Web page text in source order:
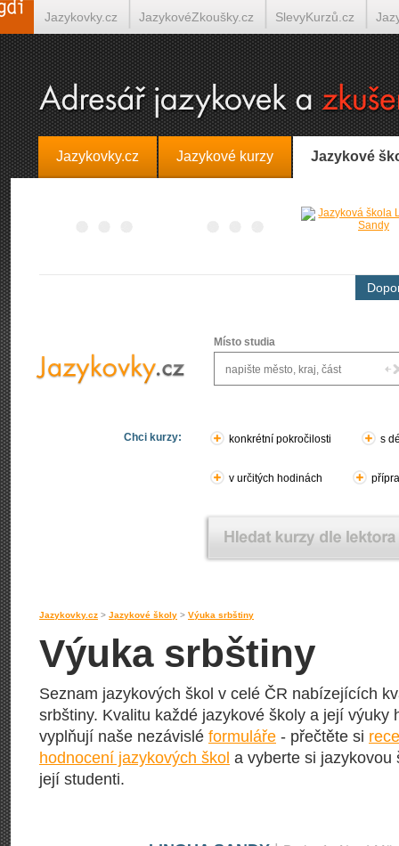
Jazykovky.cz Jazykové kurzy Jazykové
Místo studia
Chci kurzy: konkrétní pokročilosti s
v určitých hodinách
Jazykovky.cz > Jazykové školy > Výuka srbštiny
Výuka srbštiny
Seznam jazykových škol v celé ČR nabízejících
srbštiny. Kvalitu každé jazykové školy a její výuky
vyplňují naše nezávislé formuláře - přečtěte si
hodnocení jazykových škol a vyberte si jazykovou
její studenti.
Jazykovky.cz JazykovéZkoušky.cz SlevyKurzů.cz
Španělština on-line Italština on-line Tlumočení-